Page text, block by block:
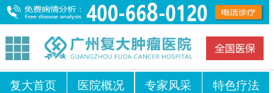
复大首页 医院概况 专家风采 特色疗法